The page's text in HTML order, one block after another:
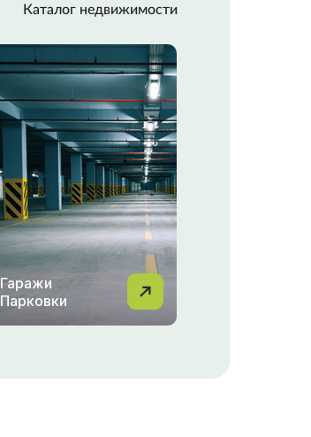
Каталог недвижимости
Гаражи
Парковки